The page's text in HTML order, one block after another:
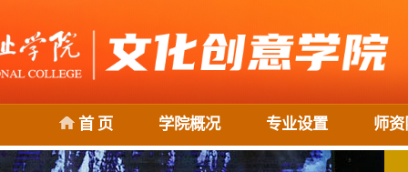
首 页 学院概况 专业设置 师